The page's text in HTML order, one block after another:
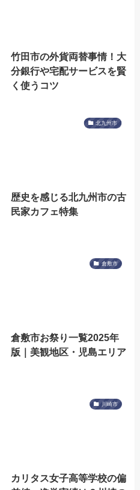
竹田市の外貨両替事情！大
分銀行や宅配サービスを賢
く使うコツ
北九州市
歴史を感じる北九州市の古
民家カフェ特集
倉敷市
倉敷市お祭り一覧2025年
版｜美観地区・児島エリア
川崎市
カリタス女子高等学校の偏